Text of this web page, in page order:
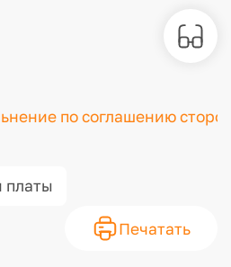
по соглашению
платы
Печатать